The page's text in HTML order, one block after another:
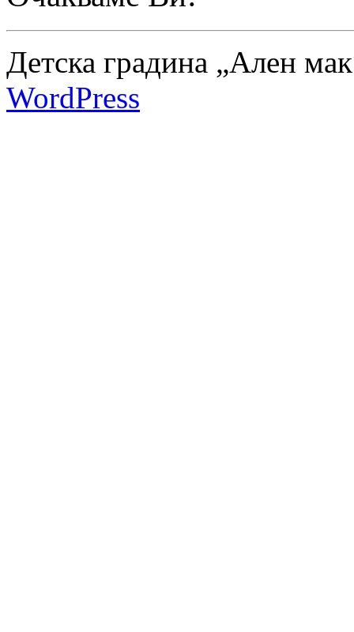
Детска градина „Ален
WordPress